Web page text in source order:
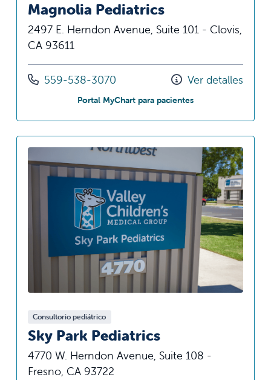
Magnolia Pediatrics
2497 E. Herndon Avenue, Suite 101 - Clovis,
CA 93611
Llámenos al
559-538-3070 Ver detalles
Portal MyChart para pacientesen Magnolia
Consultorio pediátrico
Sky Park Pediatrics
4770 W. Herndon Avenue, Suite 108 -
Fresno, CA 93722